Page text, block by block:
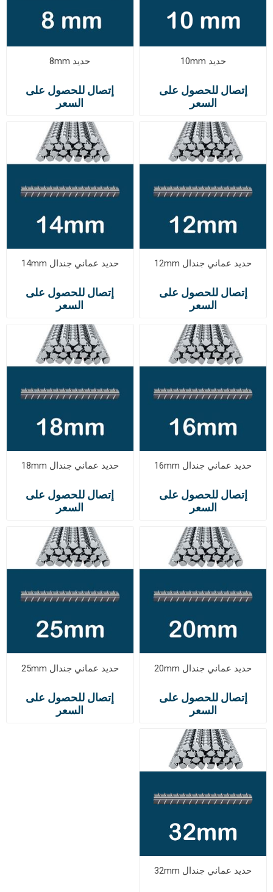
حديد 10mm
إتصال للحصول على
السعر
حديد 8mm
إتصال للحصول على
السعر
حديد عماني جندال 12mm
إتصال للحصول على
السعر
حديد عماني جندال 14mm
إتصال للحصول على
السعر
حديد عماني جندال 16mm
إتصال للحصول على
السعر
حديد عماني جندال 18mm
إتصال للحصول على
السعر
حديد عماني جندال 20mm
إتصال للحصول على
السعر
حديد عماني جندال 25mm
إتصال للحصول على
السعر
حديد عماني جندال 32mm